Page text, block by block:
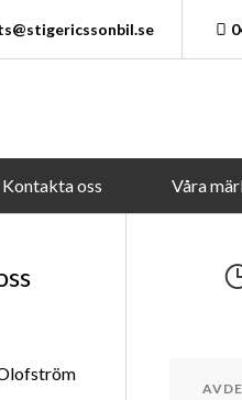
Kontakta oss Våra